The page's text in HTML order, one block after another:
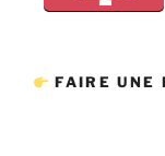
FAIRE UNE